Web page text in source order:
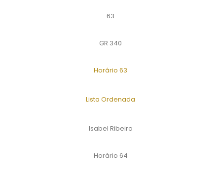
63
GR 340
Horário 63
Lista Ordenada
Isabel Ribeiro
Horário 64